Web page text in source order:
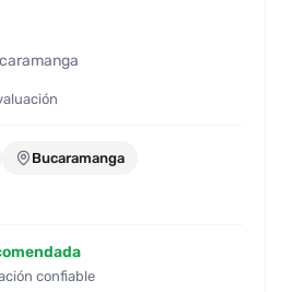
Bucaramanga
confiable